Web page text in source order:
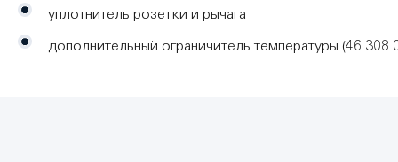
уплотнитель розетки и рычага
дополнительный ограничитель температуры (46 308